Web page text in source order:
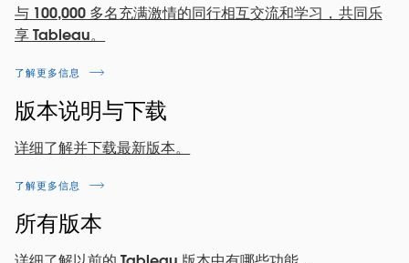
品中发布过，现在在 Tableau Server 2023.1 中也可使
用。
此功能之前在 Tableau 2022.4 的其他 Tableau 产品
中发布过，现在在 Tableau Server 2023.1 中也可使
用。
与 100,000 多名充满激情的同行相互交流和学习，共同乐
享 Tableau。
了解更多信息
版本说明与下载
详细了解并下载最新版本。
了解更多信息
所有版本